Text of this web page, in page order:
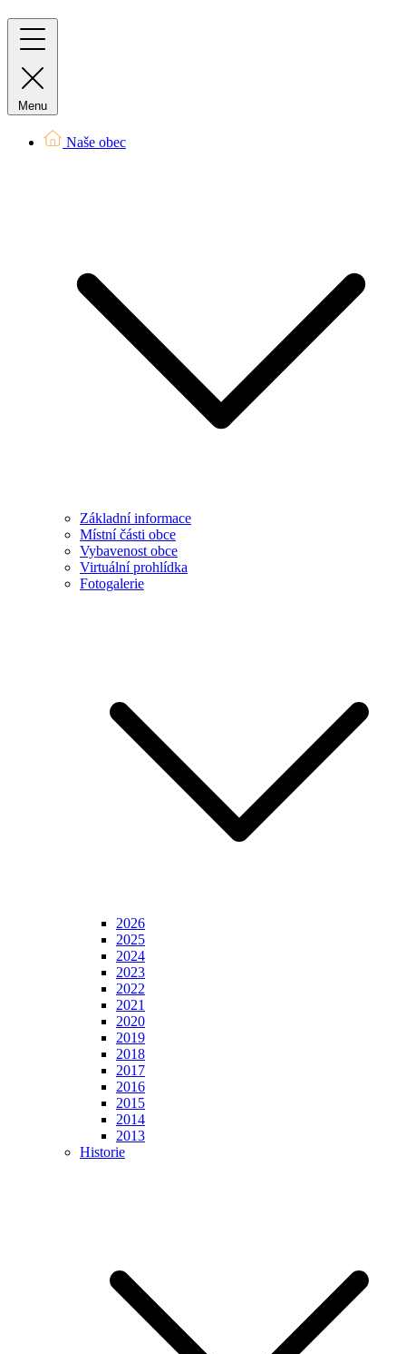
Menu
Naše obec
Základní informace
Místní části obce
Vybavenost obce
Virtuální prohlídka
Fotogalerie
2026
2025
2024
2023
2022
2021
2020
2019
2018
2017
2016
2015
2014
2013
Historie